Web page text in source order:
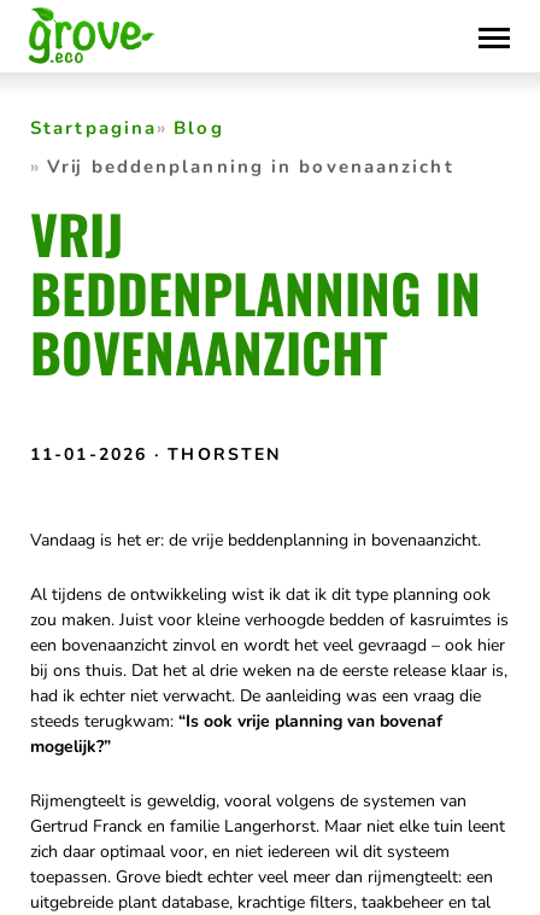
Skip
to
content
Startpagina
Blog
Vrij beddenplanning in bovenaanzicht
VRIJ
BEDDENPLANNING IN
BOVENAANZICHT
11-01-2026 · THORSTEN
Vandaag is het er: de vrije beddenplanning in bovenaanzicht.
Al tijdens de ontwikkeling wist ik dat ik dit type planning ook
zou maken. Juist voor kleine verhoogde bedden of kasruimtes is
een bovenaanzicht zinvol en wordt het veel gevraagd – ook hier
bij ons thuis. Dat het al drie weken na de eerste release klaar is,
had ik echter niet verwacht. De aanleiding was een vraag die
steeds terugkwam: “Is ook vrije planning van bovenaf
mogelijk?”
Rijmengteelt is geweldig, vooral volgens de systemen van
Gertrud Franck en familie Langerhorst. Maar niet elke tuin leent
zich daar optimaal voor, en niet iedereen wil dit systeem
toepassen. Grove biedt echter veel meer dan rijmengteelt: een
uitgebreide plant database, krachtige filters, taakbeheer en tal